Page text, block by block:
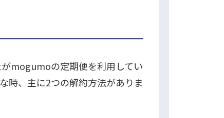
mogumoの定期便を利用してい
時、主に2つの解約方法がありま